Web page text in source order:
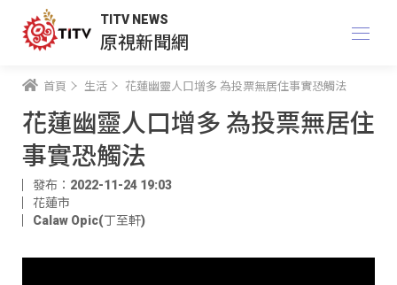
TITV NEWS
原視新聞網
首頁 生活 花蓮幽靈人口增多 為投票無居住事實恐觸法
花蓮幽靈人口增多 為投票無居住
事實恐觸法
發布：2022-11-24 19:03
花蓮市
Calaw Opic(丁至軒)